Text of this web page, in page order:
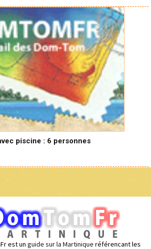
piscine : 6 personnes
est un guide sur la Martinique référencant les